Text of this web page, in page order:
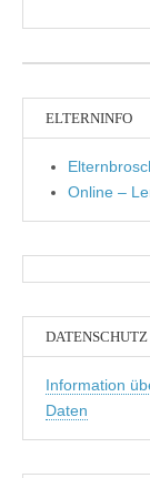
ELTERNINFO
Online –
DATENSCHUTZ
Information
Daten